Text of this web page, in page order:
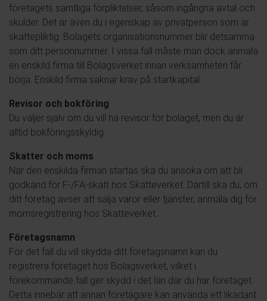
företagets samtliga förpliktelser, såsom ingångna avtal och
skulder. Det är även du i egenskap av privatperson som är
skattepliktig. Bolagets organisationsnummer blir detsamma
som ditt personnummer. I vissa fall måste man dock anmäla
en enskild firma till Bolagsverket innan verksamheten får
börja. Enskild firma saknar krav på startkapital.
Revisor och bokföring
Du väljer själv om du vill ha revisor för bolaget, men du är
alltid bokföringsskyldig.
Skatter och moms
När den enskilda firman startas ska du ansöka om att bli
godkänd för F-/FA-skatt hos Skatteverket. Därtill ska du, om
ditt företag avser att sälja varor eller tjänster, anmäla dig för
momsregistrering hos Skatteverket.
Företagsnamn
För det fall du vill skydda ditt företagsnamn kan du
registrera företaget hos Bolagsverket, vilket i
förekommande fall ger skydd i det län där du har företaget.
Detta innebär att annan företagare kan använda ett likadant